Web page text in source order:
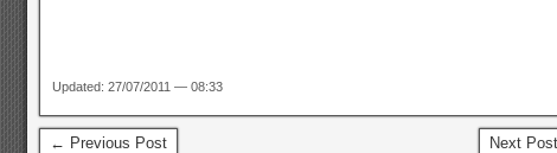
Updated: 27/07/2011 — 08:33
← Previous Post Next